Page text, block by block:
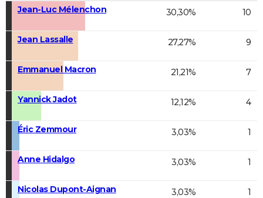
Jean-Luc Mélenchon
30,30% 10
Jean Lassalle 27,27% 9
Emmanuel Macron 21,21% 7
Yannick Jadot 12,12% 4
Éric Zemmour 3,03% 1
Anne Hidalgo 3,03% 1
Nicolas Dupont-Aignan 3,03% 1